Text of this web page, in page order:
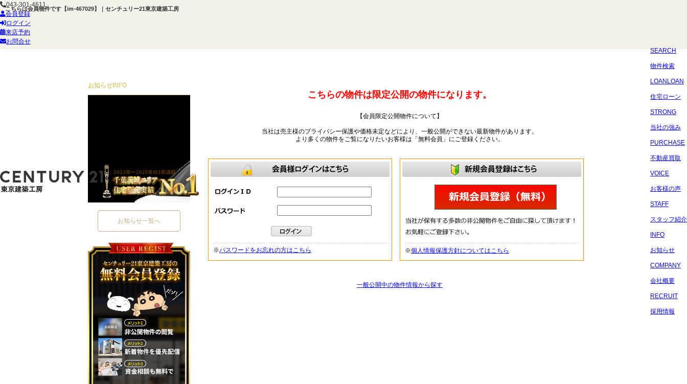
こちらは会員物件です【im-467029】｜センチュリー21東京建築工房
043-301-4611
会員登録
ログイン
来店予約
お問合せ
SEARCH
物件検索
LOANLOAN
住宅ローン
STRONG
当社の強み
PURCHASE
不動産買取
VOICE
お客様の声
STAFF
スタッフ紹介
INFO
お知らせ
COMPANY
会社概要
RECRUIT
採用情報
こちらの物件は限定公開の物件になります。
【会員限定公開物件について】
当社は売主様のプライバシー保護や価格未定などにより、一般公開ができない最新物件があります。
より多くの物件をご覧になりたいお客様は「無料会員」にご登録ください。
※パスワードをお忘れの方はこちら ※個人情報保護方針についてはこちら
一般公開中の物件情報から探す
お知らせ INFO
お知らせ一覧へ